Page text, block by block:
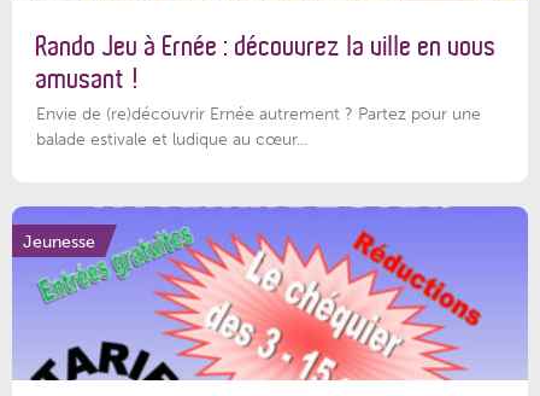
Rando Jeu à Ernée : découvrez la ville en vous
amusant !
Envie de (re)découvrir Ernée autrement ? Partez pour une
balade estivale et ludique au cœur...
Jeunesse